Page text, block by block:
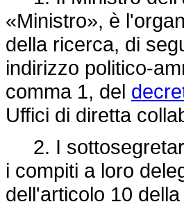
«Ministro», è
della ricerca, di
indirizzo politico-
comma 1, del
Uffici di diretta
2. I sottosegretari
i compiti a loro
dell'articolo 10 della